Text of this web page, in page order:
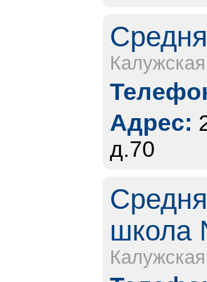
Адрес:
д.70
школа